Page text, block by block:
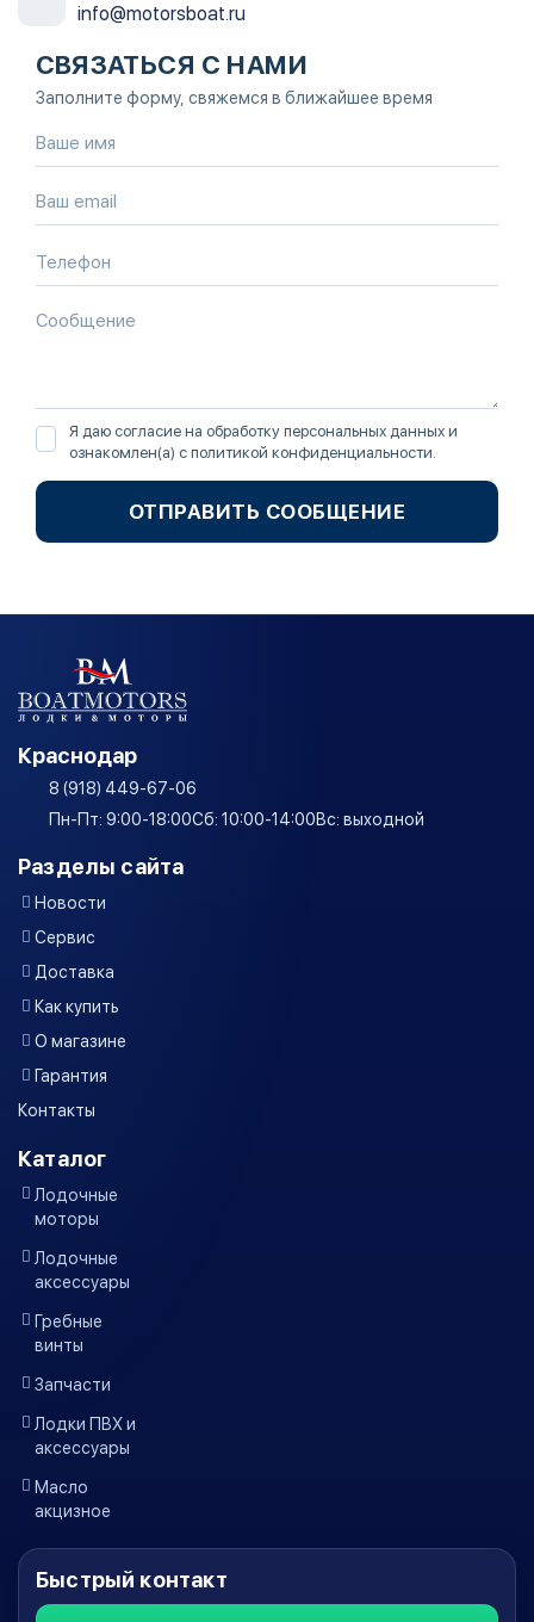
info@motorsboat.ru
СВЯЗАТЬСЯ С НАМИ
Заполните форму, свяжемся в ближайшее время
Я даю согласие на обработку персональных данных и
ознакомлен(а) с политикой конфиденциальности.
ОТПРАВИТЬ СООБЩЕНИЕ
Краснодар
8 (918) 449-67-06
Пн-Пт: 9:00-18:00Сб: 10:00-14:00Вс: выходной
Разделы сайта
Новости
Сервис
Доставка
Как купить
О магазине
Гарантия
Контакты
Каталог
Лодочные
моторы
Лодочные
аксессуары
Гребные
винты
Запчасти
Лодки ПВХ и
аксессуары
Масло
акцизное
Быстрый контакт